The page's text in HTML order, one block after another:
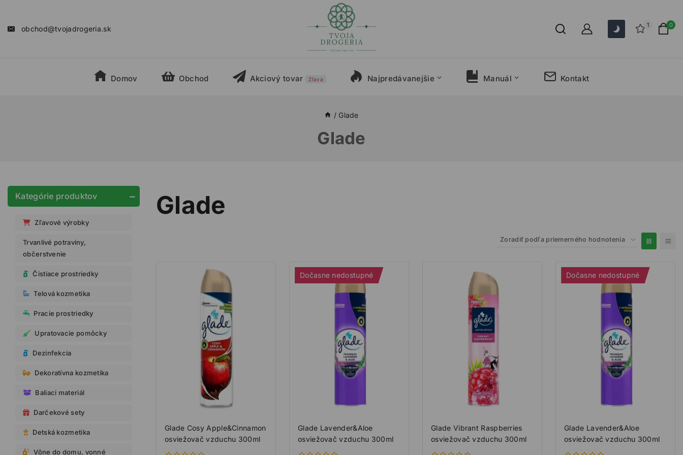
obchod@tvojadrogeria.sk 1 0
Domov Obchod Akciový tovar Zľava Najpredávanejšie Manuál Kontakt
/ Glade
Glade
Glade
Glade Cosy Apple&Cinnamon
osviežovač vzduchu 300ml
Dočasne nedostupné
Glade Lavender&Aloe
osviežovač vzduchu 300ml
Glade Vibrant Raspberries
osviežovač vzduchu 300ml
Dočasne nedostupné
Glade Lavender&Aloe
osviežovač vzduchu 300ml
Kategórie produktov
Zľavové výrobky
Trvanlivé potraviny,
občerstvenie
Čistiace prostriedky
Telová kozmetika
Pracie prostriedky
Upratovacie pomôcky
Dezinfekcia
Dekoratívna kozmetika
Baliaci materiál
Darčekové sety
Detská kozmetika
Vône do domu, vonné